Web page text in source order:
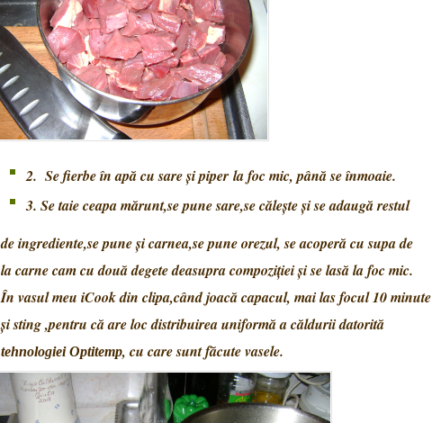
2. Se fierbe în apă cu sare şi piper la foc mic, până se înmoaie.
3. Se taie ceapa mărunt,se pune sare,se căleşte şi se adaugă restul
de ingrediente,se pune şi carnea,se pune orezul, se acoperă cu supa de
la carne cam cu două degete deasupra compoziţiei şi se lasă la foc mic.
În vasul meu iCook din clipa,când joacă capacul, mai las focul 10 minute
şi sting ,pentru că are loc distribuirea uniformă a căldurii datorită
tehnologiei Optitemp, cu care sunt făcute vasele.